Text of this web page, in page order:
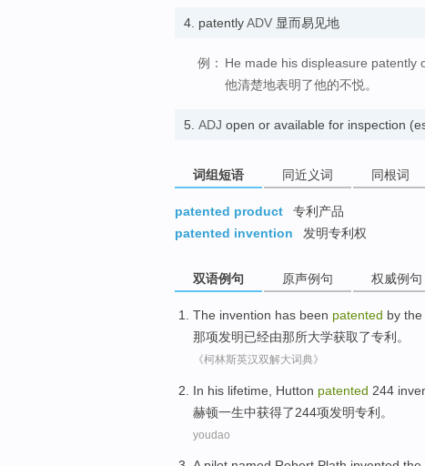
4. patentlyADV 显而易见地
例： He made his displeasure patently
他清楚地表明了他的不悦。
5. ADJ open or available for inspection
词组短语 同近义词 同根词
patented product
专利产品
patented invention
发明专利权
双语例句 原声例句 权威例句
The invention has been patented by the
那项发明已经由那所大学获取了专利 。
《柯林斯英汉双解大词典》
In his lifetime Hutton patented 244
赫顿一生中获得了244项发明专利 。
youdao